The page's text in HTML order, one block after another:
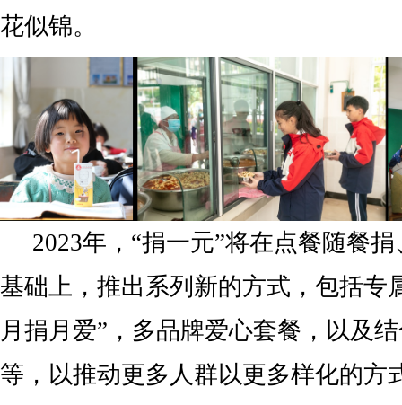
花似锦。
2023年，“捐一元”将在点餐随餐
基础上，推出系列新的方式，包括专
月捐月爱”，多品牌爱心套餐，以及
等，以推动更多人群以更多样化的方